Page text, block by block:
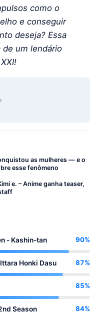
como o
e conseguir
deseja? Essa
de um lendário
as mulheres — e o
esse fenômeno
e. – Anime ganha teaser,
- Kashin-tan 90%
Honki Dasu 87%
85%
Season 84%